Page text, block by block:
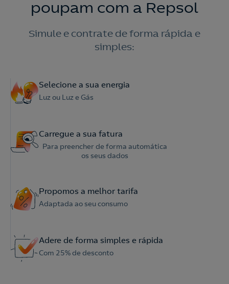
poupam com a Repsol
Simule e contrate de forma rápida e
simples:
Selecione a sua energia
Luz ou Luz e Gás
Carregue a sua fatura
Para preencher de forma automática
os seus dados
Propomos a melhor tarifa
Adaptada ao seu consumo
Adere de forma simples e rápida
Com 25% de desconto